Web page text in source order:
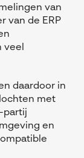
van
van de ERP
veel
daardoor in
met
partij
en